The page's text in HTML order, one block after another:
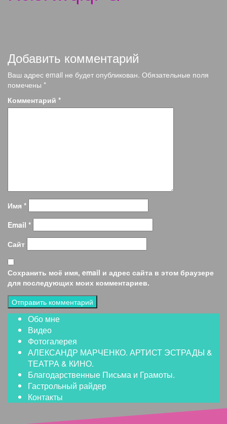
Добавить комментарий
Ваш адрес email не будет опубликован. Обязательные поля
помечены *
Комментарий *
Имя *
Email *
Сайт
Сохранить моё имя, email и адрес сайта в этом браузере
для последующих моих комментариев.
Обо мне
Видео
Фотогалерея
АЛЕКСАНДР МАРЧЕНКО. АРТИСТ ЭСТРАДЫ &
ТЕАТРА & КИНО.
Благодарственные Письма и Грамоты.
Гастрольный райдер
Контакты